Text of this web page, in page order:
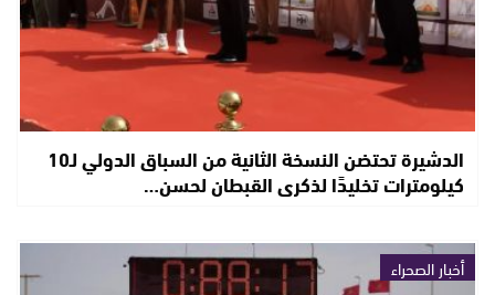
الدشيرة تحتضن النسخة الثانية من السباق الدولي لـ10
كيلومترات تخليدًا لذكرى القبطان لحسن…
أخبار الصحراء